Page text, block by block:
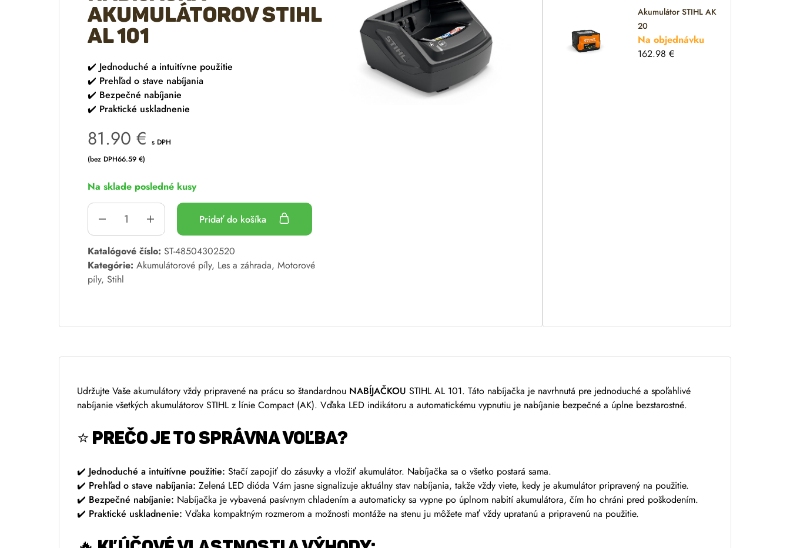
akumulátorov STIHL
AL 101
✔️ Jednoduché a intuitívne použitie
✔️ Prehľad o stave nabíjania
✔️ Bezpečné nabíjanie
✔️ Praktické uskladnenie
81.90 € s DPH
(bez DPH66.59 €)
Na sklade posledné kusy
Pridať do košíka
A
l
t
e
:
Katalógové číslo: ST-48504302520
Kategórie: Akumulátorové píly, Les a záhrada, Motorové
píly, Stihl
Akumulátor STIHL AK
20
Na objednávku
162.98€
Udržujte Vaše akumulátory vždy pripravené na prácu so štandardnou NABÍJAČKOU STIHL AL 101. Táto nabíjačka je navrhnutá pre jednoduché a spoľahlivé
nabíjanie všetkých akumulátorov STIHL z línie Compact (AK). Vďaka LED indikátoru a automatickému vypnutiu je nabíjanie bezpečné a úplne bezstarostné.
⭐ PREČO JE TO SPRÁVNA VOĽBA?
✔️ Jednoduché a intuitívne použitie: Stačí zapojiť do zásuvky a vložiť akumulátor. Nabíjačka sa o všetko postará sama.
✔️ Prehľad o stave nabíjania: Zelená LED dióda Vám jasne signalizuje aktuálny stav nabíjania, takže vždy viete, kedy je akumulátor pripravený na použitie.
✔️ Bezpečné nabíjanie: Nabíjačka je vybavená pasívnym chladením a automaticky sa vypne po úplnom nabití akumulátora, čím ho chráni pred poškodením.
✔️ Praktické uskladnenie: Vďaka kompaktným rozmerom a možnosti montáže na stenu ju môžete mať vždy upratanú a pripravenú na použitie.